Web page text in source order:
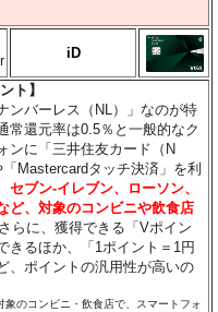
iD
ト】
ンバーレス（NL）」なのが特
常還元率は0.5％と一般的なク
ンに「三井住友カード（N
Mastercardタッチ決済」を利
セブン‐イレブン、ローソン、
ど、対象のコンビニや飲食店
らに、獲得できる「Vポイン
きるほか、「1ポイント＝1円
、ポイントの汎用性が高いの
のコンビニ・飲食店で、スマートフォ